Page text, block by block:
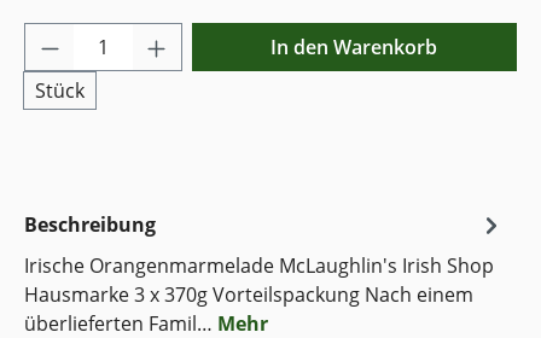
Produkt Anzahl: Gib den gewünschten
Stück
In den Warenkorb
Beschreibung
Irische Orangenmarmelade McLaughlin's Irish Shop
Hausmarke 3 x 370g Vorteilspackung Nach einem
überlieferten Famil… Mehr